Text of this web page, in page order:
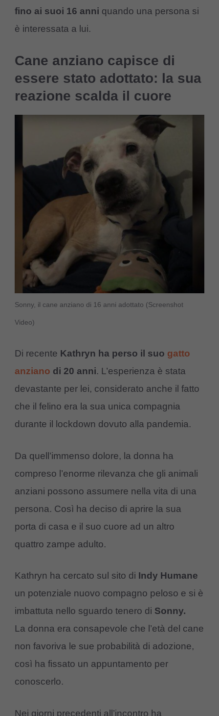
fino ai suoi 16 anni quando una persona si
è interessata a lui.
Cane anziano capisce di
essere stato adottato: la sua
reazione scalda il cuore
Sonny, il cane anziano di 16 anni adottato (Screenshot
Video)
Di recente Kathryn ha perso il suo gatto
anziano di 20 anni. L’esperienza è stata
devastante per lei, considerato anche il fatto
che il felino era la sua unica compagnia
durante il lockdown dovuto alla pandemia.
Da quell’immenso dolore, la donna ha
compreso l’enorme rilevanza che gli animali
anziani possono assumere nella vita di una
persona. Così ha deciso di aprire la sua
porta di casa e il suo cuore ad un altro
quattro zampe adulto.
Kathryn ha cercato sul sito di Indy Humane
un potenziale nuovo compagno peloso e si è
imbattuta nello sguardo tenero di Sonny.
La donna era consapevole che l’età del cane
non favoriva le sue probabilità di adozione,
così ha fissato un appuntamento per
conoscerlo.
Nei giorni precedenti all’incontro ha